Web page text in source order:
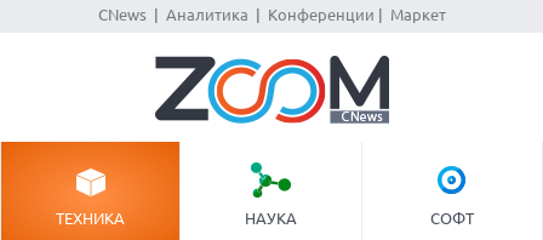
CNews| Аналитика Конференции Маркет
ТЕХНИКА НАУКА СОФТ